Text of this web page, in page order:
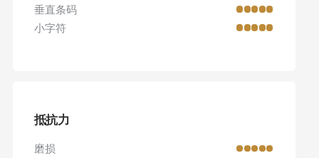
垂直条码
小字符
抵抗力
磨损